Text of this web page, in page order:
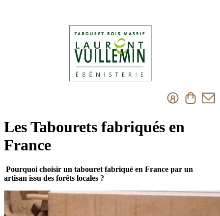
Les Tabourets fabriqués en
France
Pourquoi choisir un tabouret fabriqué en France par un
artisan issu des forêts locales ?